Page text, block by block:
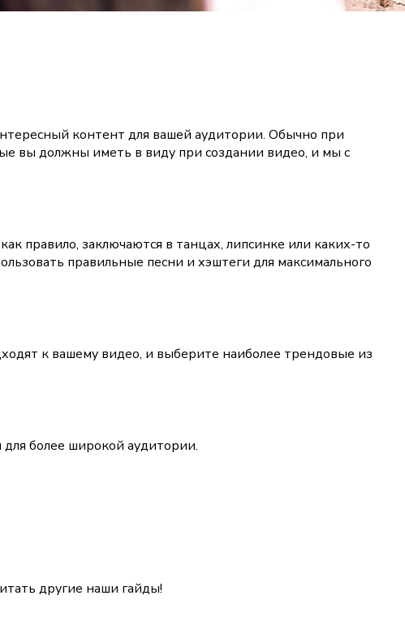
контент для вашей аудитории. Обычно при
вы должны иметь в виду при создании видео, и мы с
правило, заключаются в танцах, липсинке или каких-то
правильные песни и хэштеги для максимального
к вашему видео, и выберите наиболее трендовые из
более широкой аудитории.
другие наши гайды!